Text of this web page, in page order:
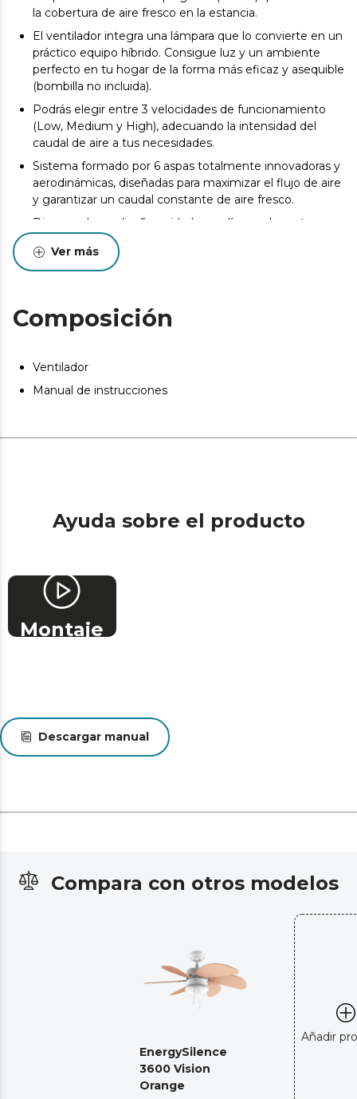
la cobertura de aire fresco en la estancia.
El ventilador integra una lámpara que lo convierte en un
práctico equipo híbrido. Consigue luz y un ambiente
perfecto en tu hogar de la forma más eficaz y asequible
(bombilla no incluida).
Podrás elegir entre 3 velocidades de funcionamiento
(Low, Medium y High), adecuando la intensidad del
caudal de aire a tus necesidades.
Sistema formado por 6 aspas totalmente innovadoras y
aerodinámicas, diseñadas para maximizar el flujo de aire
y garantizar un caudal constante de aire fresco.
Dispone de un diseño cuidado con líneas elegantes,
adaptándose perfectamente a la decoración de tu
hogar. Además, sus palas son totalmente reversibles y
te permiten elegir en todo momento entre sus dos
El ventilador dispone de un sistema de inversión de giro
del motor para realizar la función Verano/Invierno.
rotación de las aspas, en un sentido en verano para
invierno para impulsar el aire caliente concentrado en el
Ver más
Composición
Ventilador
Manual de instrucciones
Ayuda sobre el producto
Montaje
Descargar manual
Compara con otros modelos
EnergySilence
3600 Vision
Orange
Añadir